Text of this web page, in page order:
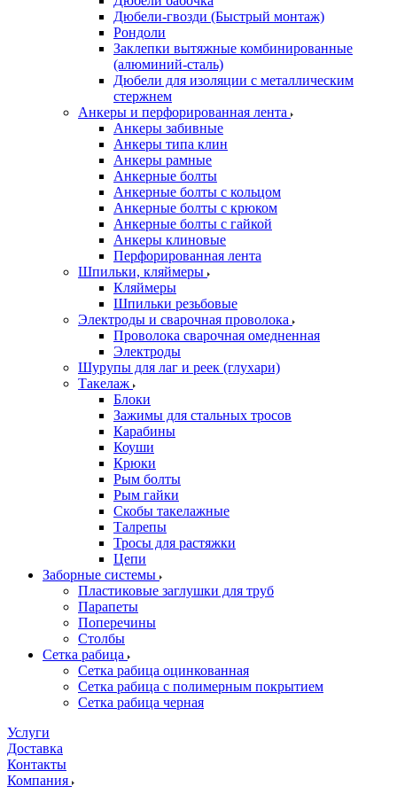
Дюбели-гвозди (Быстрый монтаж)
Рондоли
Заклепки вытяжные комбинированные
(алюминий-сталь)
Дюбели для изоляции с металлическим
стержнем
Анкеры и перфорированная лента
Анкеры забивные
Анкеры типа клин
Анкеры рамные
Анкерные болты
Анкерные болты с кольцом
Анкерные болты с крюком
Анкерные болты с гайкой
Анкеры клиновые
Перфорированная лента
Шпильки, кляймеры
Кляймеры
Шпильки резьбовые
Электроды и сварочная проволока
Проволока сварочная омедненная
Электроды
Шурупы для лаг и реек (глухари)
Такелаж
Блоки
Зажимы для стальных тросов
Карабины
Коуши
Крюки
Рым болты
Рым гайки
Скобы такелажные
Талрепы
Тросы для растяжки
Цепи
Заборные системы
Пластиковые заглушки для труб
Парапеты
Поперечины
Столбы
Сетка рабица
Сетка рабица оцинкованная
Сетка рабица с полимерным покрытием
Сетка рабица черная
Услуги
Доставка
Контакты
Компания